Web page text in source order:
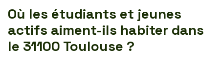
Où les étudiants et jeunes
actifs aiment-ils habiter dans
le 31100 Toulouse ?